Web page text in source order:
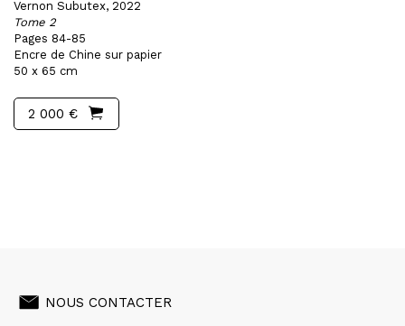
Vernon Subutex, 2022
Tome 2
Pages 84-85
Encre de Chine sur papier
50 x 65 cm
2 000 €
NOUS CONTACTER